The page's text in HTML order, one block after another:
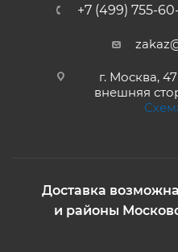
+7 (499) 755-
г. Москва,
внешняя
Доставка
и районы